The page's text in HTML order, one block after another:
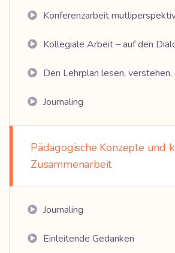
Konferenzarbeit
Kollegiale Arbeit – auf den
Den Lehrplan lesen, verstehen,
Journaling
Pädagogische Konzepte und
Zusammenarbeit
Journaling
Einleitende Gedanken